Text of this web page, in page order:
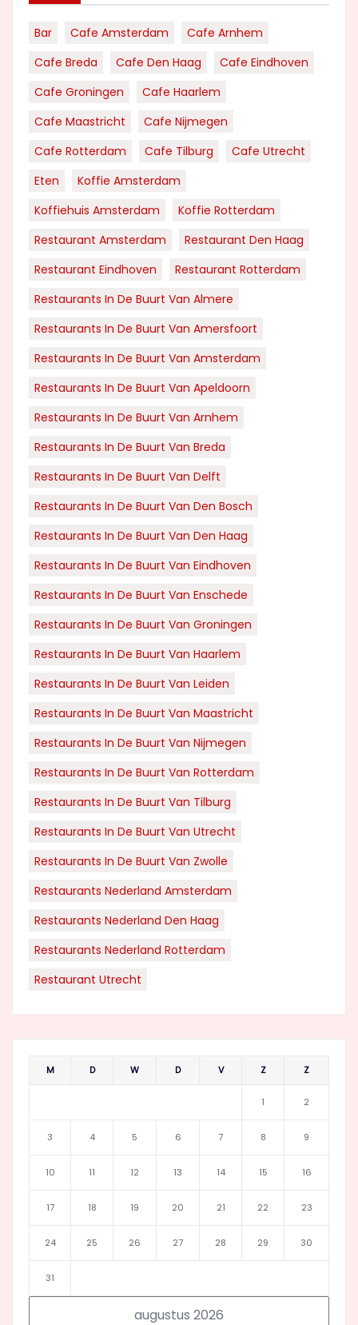
Bar Cafe Amsterdam
Cafe Arnhem
Cafe Breda
Cafe Den Haag
Cafe Eindhoven
Cafe Groningen
Cafe Haarlem
Cafe Maastricht
Cafe Nijmegen
Cafe Rotterdam
Cafe Tilburg
Cafe Utrecht
Eten
Koffie Amsterdam
Koffiehuis Amsterdam
Koffie Rotterdam
Restaurant Amsterdam
Restaurant Den Haag
Restaurant Eindhoven
Restaurant Rotterdam
Restaurants In De Buurt Van Almere
Restaurants In De Buurt Van Amersfoort
Restaurants In De Buurt Van Amsterdam
Restaurants In De Buurt Van Apeldoorn
Restaurants In De Buurt Van Arnhem
Restaurants In De Buurt Van Breda
Restaurants In De Buurt Van Delft
Restaurants In De Buurt Van Den Bosch
Restaurants In De Buurt Van Den Haag
Restaurants In De Buurt Van Eindhoven
Restaurants In De Buurt Van Enschede
Restaurants In De Buurt Van Groningen
Restaurants In De Buurt Van Haarlem
Restaurants In De Buurt Van Leiden
Restaurants In De Buurt Van Maastricht
Restaurants In De Buurt Van Nijmegen
Restaurants In De Buurt Van Rotterdam
Restaurants In De Buurt Van Tilburg
Restaurants In De Buurt Van Utrecht
Restaurants In De Buurt Van Zwolle
Restaurants Nederland Amsterdam
Restaurants Nederland Den Haag
Restaurants Nederland Rotterdam
Restaurant Utrecht
augustus 2026
M D W D V Z Z
1 2
3 4 5 6 7 8 9
10 11 12 13 14 15 16
17 18 19 20 21 22 23
24 25 26 27 28 29 30
31